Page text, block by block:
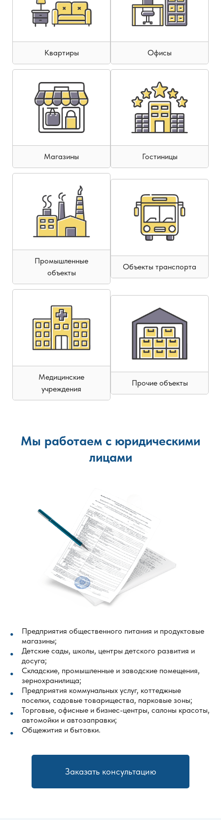
Квартиры Офисы
Магазины Гостиницы
Промышленные
объекты
Объекты транспорта
Медицинские
учреждения
Прочие объекты
Мы работаем с юридическими
лицами
Предприятия общественного питания и продуктовые
магазины;
Детские сады, школы, центры детского развития и
досуга;
Складские, промышленные и заводские помещения,
зернохранилища;
Предприятия коммунальных услуг, коттеджные
поселки, садовые товарищества, парковые зоны;
Торговые, офисные и бизнес-центры, салоны красоты,
автомойки и автозаправки;
Общежития и бытовки.
Заказать консультацию